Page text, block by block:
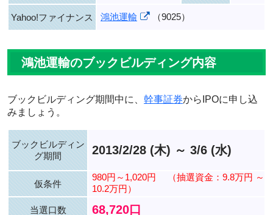
Yahoo!ファイナンス 鴻池運輸 （9025）
鴻池運輸のブックビルディング内容
ブックビルディング期間中に、 幹事証券からIPOに申し込
みましょう。
ブックビルディン
グ期間
2013/2/28 (木) ～ 3/6 (水)
仮条件
980円～1,020円
（抽選資金：9.8万円 ～
10.2万円）
当選口数 68,720口